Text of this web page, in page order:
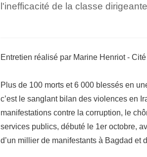
l'inefficacité de la classe
Entretien réalisé par Marine Henriot -
Plus de 100 morts et 6 000 blessés en
c’est le sanglant bilan des violences en
manifestations contre la corruption, le
services publics, débuté le 1er octobre,
d’un millier de manifestants à Bagdad et